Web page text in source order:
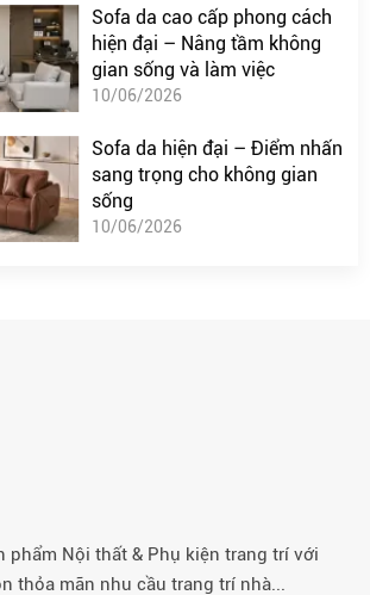
Sofa da cao cấp phong cách
hiện đại – Nâng tầm không
gian sống và làm việc
10/06/2026
Sofa da hiện đại – Điểm nhấn
sang trọng cho không gian
sống
10/06/2026
phẩm Nội thất & Phụ kiện trang trí với
thỏa mãn nhu cầu trang trí nhà...